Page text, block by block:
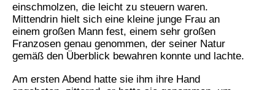
einschmolzen, die leicht zu steuern waren.
Mittendrin hielt sich eine kleine junge Frau an
einem großen Mann fest, einem sehr großen
Franzosen genau genommen, der seiner Natur
gemäß den Überblick bewahren konnte und lachte.
Am ersten Abend hatte sie ihm ihre Hand